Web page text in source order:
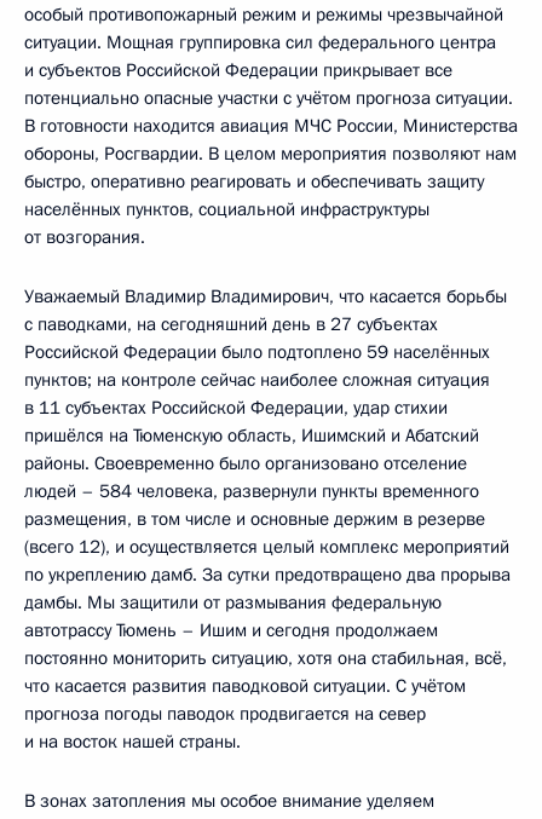
особый противопожарный режим и режимы чрезвычайной
ситуации. Мощная группировка сил федерального центра
и субъектов Российской Федерации прикрывает все
потенциально опасные участки с учётом прогноза ситуации.
В готовности находится авиация МЧС России, Министерства
обороны, Росгвардии. В целом мероприятия позволяют нам
быстро, оперативно реагировать и обеспечивать защиту
населённых пунктов, социальной инфраструктуры
от возгорания.
Уважаемый Владимир Владимирович, что касается борьбы
с паводками, на сегодняшний день в 27 субъектах
Российской Федерации было подтоплено 59 населённых
пунктов; на контроле сейчас наиболее сложная ситуация
в 11 субъектах Российской Федерации, удар стихии
пришёлся на Тюменскую область, Ишимский и Абатский
районы. Своевременно было организовано отселение
людей – 584 человека, развернули пункты временного
размещения, в том числе и основные держим в резерве
(всего 12), и осуществляется целый комплекс мероприятий
по укреплению дамб. За сутки предотвращено два прорыва
дамбы. Мы защитили от размывания федеральную
автотрассу Тюмень – Ишим и сегодня продолжаем
постоянно мониторить ситуацию, хотя она стабильная, всё,
что касается развития паводковой ситуации. С учётом
прогноза погоды паводок продвигается на север
и на восток нашей страны.
В зонах затопления мы особое внимание уделяем